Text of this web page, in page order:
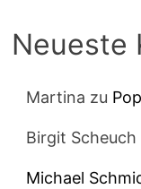
Neueste
Martina zu
Birgit Scheuch
Michael